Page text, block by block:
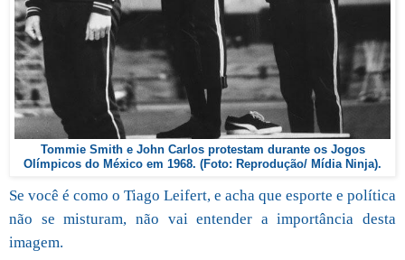
Tommie Smith e John Carlos protestam durante os Jogos
Olímpicos do México em 1968. (Foto: Reprodução/ Mídia Ninja).
Se você é como o Tiago Leifert, e acha que esporte e política
não se misturam, não vai entender a importância desta
imagem.